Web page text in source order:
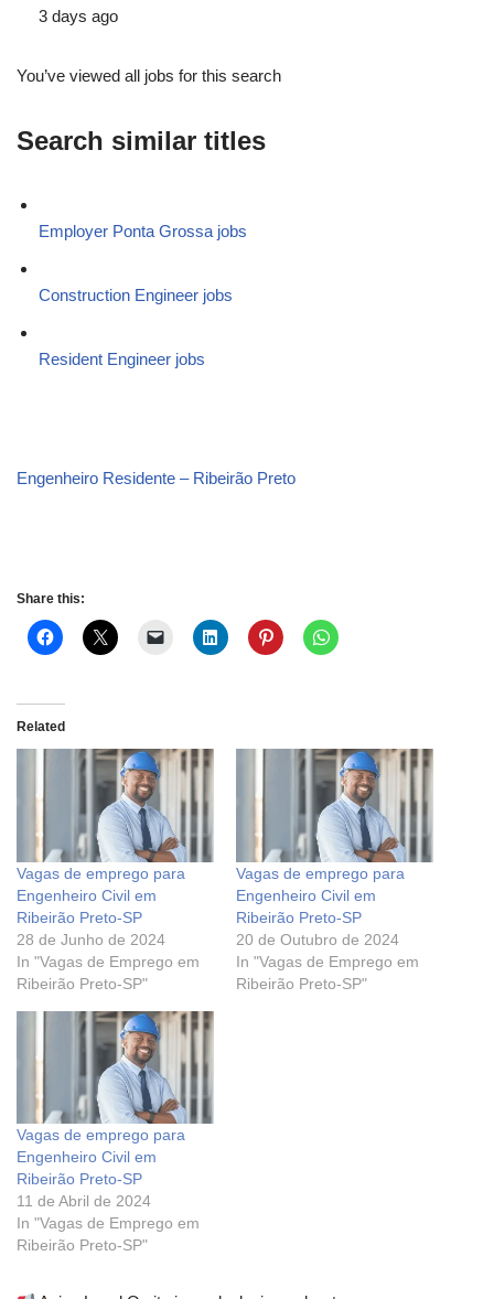
3 days ago
You’ve viewed all jobs for this search
Search similar titles
Employer Ponta Grossa jobs
Construction Engineer jobs
Resident Engineer jobs
Engenheiro Residente – Ribeirão Preto
Share this:
Related
Vagas de emprego para
Engenheiro Civil em
Ribeirão Preto-SP
28 de Junho de 2024
In "Vagas de Emprego em
Ribeirão Preto-SP"
Vagas de emprego para
Engenheiro Civil em
Ribeirão Preto-SP
20 de Outubro de 2024
In "Vagas de Emprego em
Ribeirão Preto-SP"
Vagas de emprego para
Engenheiro Civil em
Ribeirão Preto-SP
11 de Abril de 2024
In "Vagas de Emprego em
Ribeirão Preto-SP"